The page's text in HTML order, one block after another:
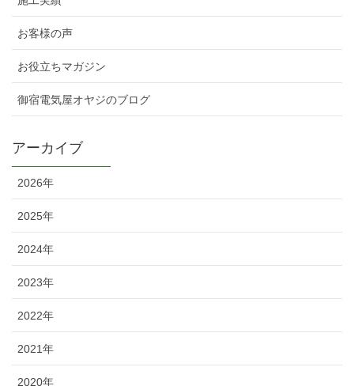
お客様の声
お役立ちマガジン
御宿電気屋オヤジのブログ
アーカイブ
2026年
2025年
2024年
2023年
2022年
2021年
2020年